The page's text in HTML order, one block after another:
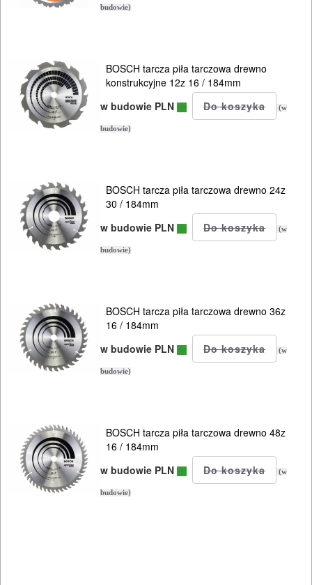
Do
młotowiertarek
Do
Do
nożyc
do
Do
odkurzaczy
Do
pilarek
i
zagłębiar..
budowie)
BOSCH tarcza piła tarczowa drewno
konstrukcyjne 12z 16 / 184mm
w budowie PLN
(w
budowie)
BOSCH tarcza piła tarczowa drewno 24z
30 / 184mm
w budowie PLN
(w
budowie)
BOSCH tarcza piła tarczowa drewno 36z
16 / 184mm
w budowie PLN
(w
budowie)
BOSCH tarcza piła tarczowa drewno 48z
16 / 184mm
w budowie PLN
(w
budowie)